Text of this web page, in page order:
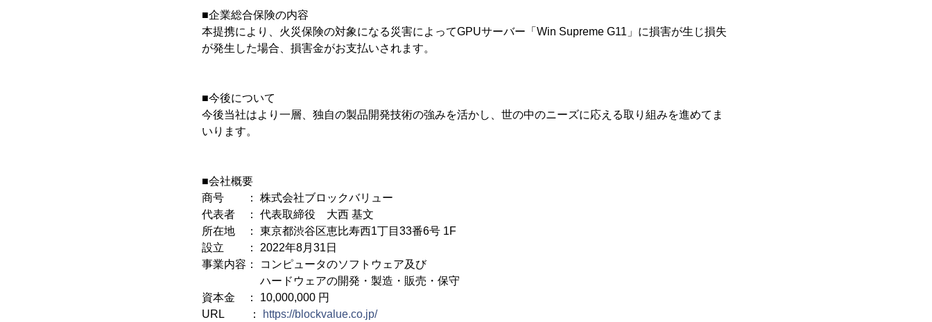
■企業総合保険の内容
本提携により、火災保険の対象になる災害によってGPUサーバー「Win Supreme G11」に損害が生じ損失
が発生した場合、損害金がお支払いされます。
■今後について
今後当社はより一層、独自の製品開発技術の強みを活かし、世の中のニーズに応える取り組みを進めてま
いります。
■会社概要
商号 ： 株式会社ブロックバリュー
代表者 ： 代表取締役 大西 基文
所在地 ： 東京都渋谷区恵比寿西1丁目33番6号 1F
設立 ： 2022年8月31日
事業内容： コンピュータのソフトウェア及び
ハードウェアの開発・製造・販売・保守
資本金 ： 10,000,000 円
URL ：
https://blockvalue.co.jp/